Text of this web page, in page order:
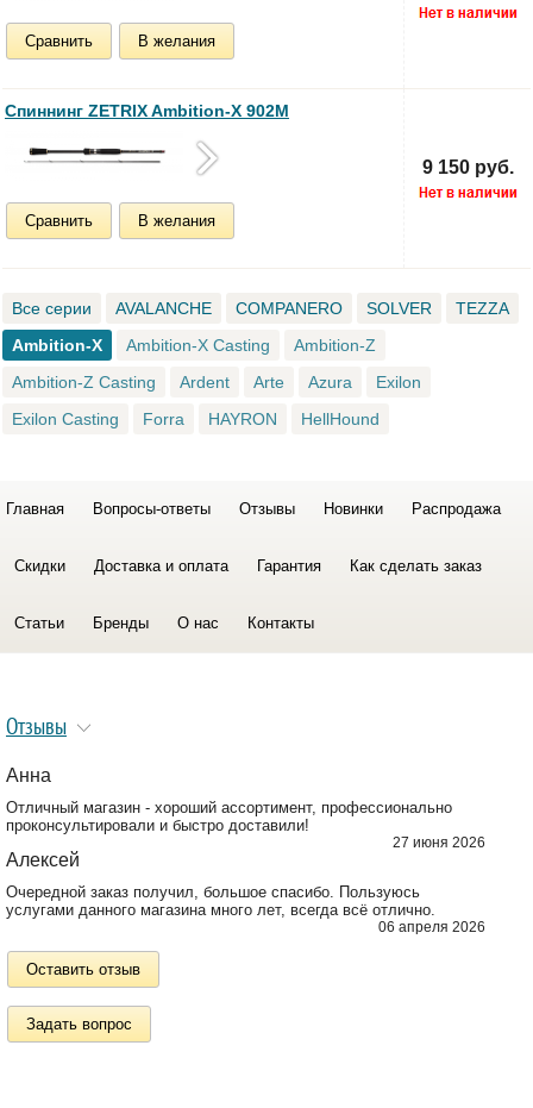
Сравнить В желания
Спиннинг ZETRIX Ambition-X 902M
Сравнить В желания
9 150 руб.
Все серии AVALANCHE COMPANERO SOLVER
TEZZA
Ambition-X
Ambition-X Casting
Ambition-Z
Ambition-Z Casting
Ardent Arte Azura
Exilon
Exilon Casting
Forra HAYRON HellHound
Главная Вопросы-ответы Отзывы Новинки Распродажа
Скидки Доставка и оплата Гарантия Как сделать заказ
Статьи Бренды О нас Контакты
Отзывы
Анна
Отличный магазин - хороший ассортимент, профессионально
проконсультировали и быстро доставили!
27 июня 2026
Алексей
Очередной заказ получил, большое спасибо. Пользуюсь
услугами данного магазина много лет, всегда всё отлично.
06 апреля 2026
Оставить отзыв
Задать вопрос